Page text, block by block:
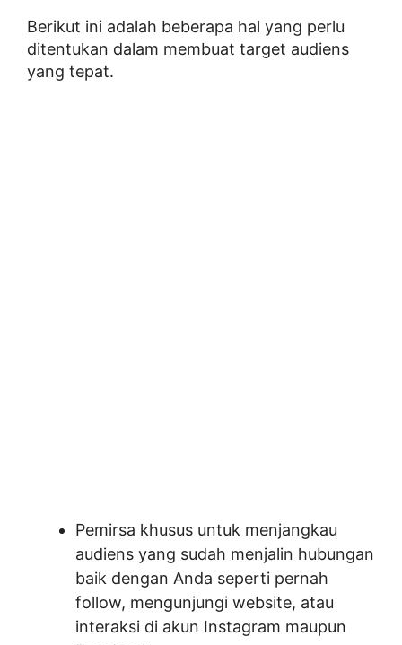
Berikut ini adalah beberapa hal yang perlu
ditentukan dalam membuat target audiens
yang tepat.
Pemirsa khusus untuk menjangkau
audiens yang sudah menjalin hubungan
baik dengan Anda seperti pernah
follow, mengunjungi website, atau
interaksi di akun Instagram maupun